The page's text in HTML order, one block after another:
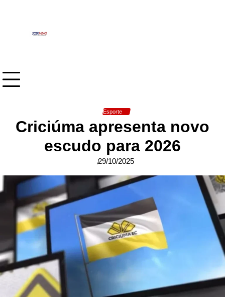
Esporte
Criciúma apresenta novo
escudo para 2026
29/10/2025